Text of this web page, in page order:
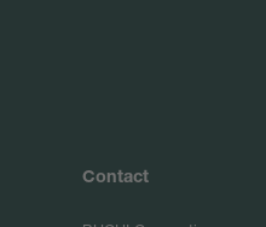
Contact